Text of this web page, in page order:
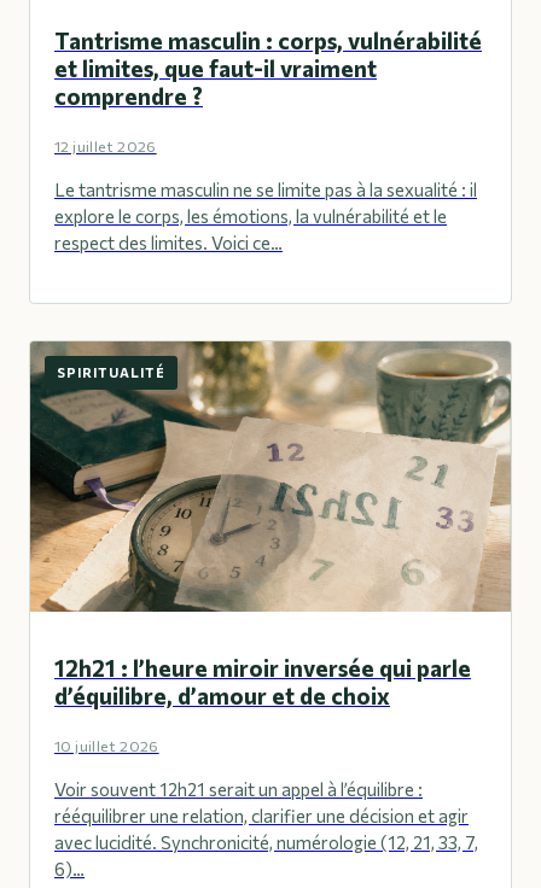
Tantrisme masculin : corps, vulnérabilité
et limites, que faut-il vraiment
comprendre ?
12 juillet 2026
Le tantrisme masculin ne se limite pas à la sexualité : il
explore le corps, les émotions, la vulnérabilité et le
respect des limites. Voici ce…
SPIRITUALITÉ
12h21 : l’heure miroir inversée qui parle
d’équilibre, d’amour et de choix
10 juillet 2026
Voir souvent 12h21 serait un appel à l’équilibre :
rééquilibrer une relation, clarifier une décision et agir
avec lucidité. Synchronicité, numérologie (12, 21, 33, 7,
6)…